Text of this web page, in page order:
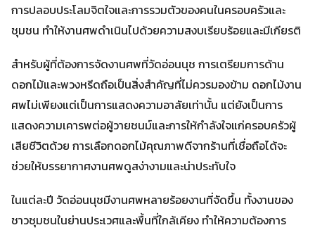
การปลอบประโลมจิตใจและการรวมตัวของคนในครอบครัวและ
ชุมชน ทำให้งานศพดำเนินไปด้วยความสงบเรียบร้อยและมีเกียรติ
สำหรับผู้ที่ต้องการจัดงานศพที่วัดอ่อนนุช การเตรียมการด้าน
ดอกไม้และพวงหรีดถือเป็นสิ่งสำคัญที่ไม่ควรมองข้าม ดอกไม้งาน
ศพไม่เพียงแต่เป็นการแสดงความอาลัยเท่านั้น แต่ยังเป็นการ
แสดงความเคารพต่อผู้วายชนม์และการให้กำลังใจแก่ครอบครัวผู้
เสียชีวิตด้วย การเลือกดอกไม้คุณภาพดีจากร้านที่เชื่อถือได้จะ
ช่วยให้บรรยากาศงานศพดูสง่างามและน่าประทับใจ
ในแต่ละปี วัดอ่อนนุชมีงานศพหลายร้อยงานที่จัดขึ้น ทั้งงานของ
ชาวชุมชนในย่านประเวศและพื้นที่ใกล้เคียง ทำให้ความต้องการ